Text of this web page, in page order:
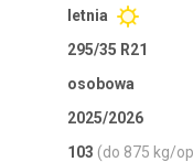
letnia
295/35 R21
osobowa
2025/2026
103 (do 875 kg/